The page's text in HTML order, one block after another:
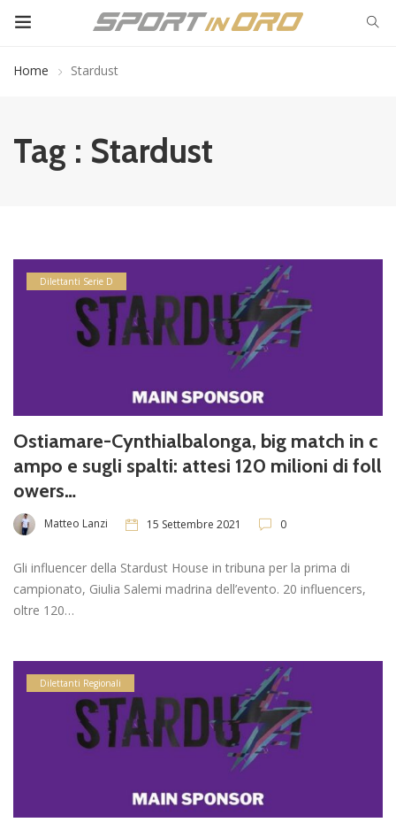
Home Stardust
Tag : Stardust
Dilettanti Serie D
Ostiamare-Cynthialbalonga, big match in c
ampo e sugli spalti: attesi 120 milioni di foll
owers…
Matteo Lanzi 15 Settembre 2021 0
Gli influencer della Stardust House in tribuna per la prima di
campionato, Giulia Salemi madrina dell’evento. 20 influencers,
oltre 120…
Dilettanti Regionali